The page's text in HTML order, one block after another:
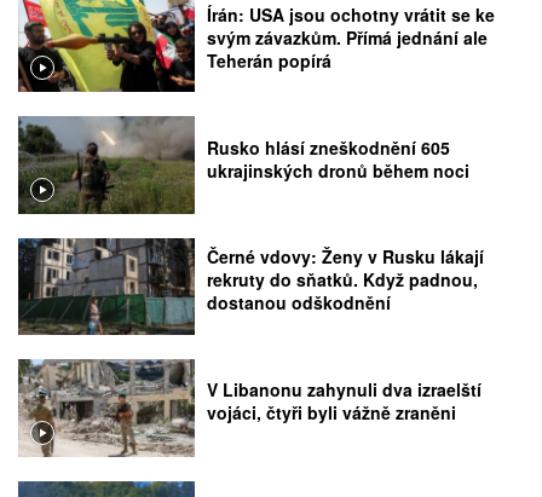
Írán: USA jsou ochotny vrátit se ke
svým závazkům. Přímá jednání ale
Teherán popírá
Rusko hlásí zneškodnění 605
ukrajinských dronů během noci
Černé vdovy: Ženy v Rusku lákají
rekruty do sňatků. Když padnou,
dostanou odškodnění
V Libanonu zahynuli dva izraelští
vojáci, čtyři byli vážně zraněni